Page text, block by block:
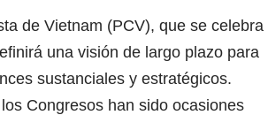
de Vietnam (PCV), que se celebra
una visión de largo plazo para
sustanciales y estratégicos.
Congresos han sido ocasiones